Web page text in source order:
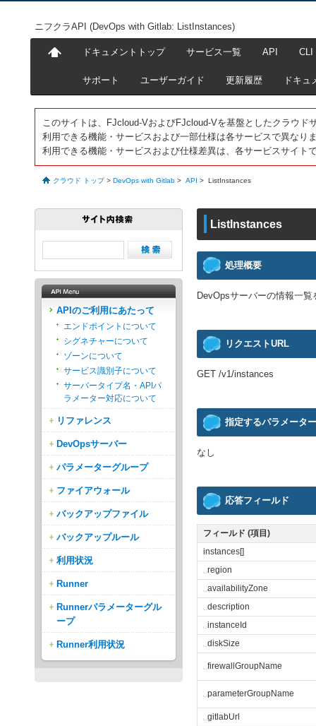
ニフクラAPI (DevOps with Gitlab: ListInstances)
ドキュメントトップ サービス一覧 API CLI
サポート ユーザーガイド 更新履歴 ドキュ
このサイトは、FJcloud-VおよびFJcloud-Vを基盤としたクラウド
利用できる機能・サービスおよび一部仕様は各サービスで異なり
利用できる機能・サービスおよび仕様差異は、各サービスサイト
クラウド トップ > DevOps with Gitlab > API > ListInstances
ListInstances
処理概要
DevOpsサーバーの情報一覧
リクエストURL
GET /v1/instances
指定するパラメーター
なし
応答フィールド
フィールド (項目)
instances[]
␣region
␣availabilityZone
␣description
␣instanceId
␣diskSize
␣firewallGroupName
␣parameterGroupName
␣gitlabUrl
APIのご利用にあたって
エンドポイントについて
シグネチャーについて
ゾーンについて
サービス識別子について
サーバータイプ名・APIパ
ラメーター対応について
リファレンス
DevOpsサーバー
パラメーターグループ
ファイアウォール
バックアップファイル
バックアップルール
利用状況
Runner
Runnerパラメーターグル
ープ
Runner利用状況